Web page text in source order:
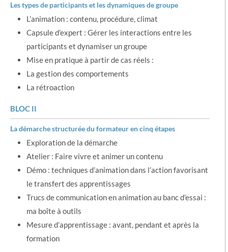
Les types de participants et les dynamiques de groupe
L’animation : contenu, procédure, climat
Capsule d’expert : Gérer les interactions entre les
participants et dynamiser un groupe
Mise en pratique à partir de cas réels :
La gestion des comportements
La rétroaction
BLOC II
La démarche structurée du formateur en cinq étapes
Exploration de la démarche
Atelier : Faire vivre et animer un contenu
Démo : techniques d’animation dans l’action favorisant
le transfert des apprentissages
Trucs de communication en animation au banc d’essai :
ma boîte à outils
Mesure d’apprentissage : avant, pendant et après la
formation